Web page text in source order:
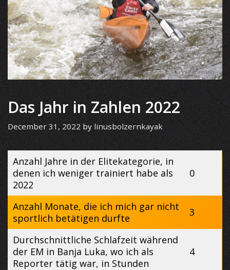
Das Jahr in Zahlen 2022
December 31, 2022 bylinusbolzernkayak
Anzahl Jahre in der Elitekategorie, in
denen ich weniger trainiert habe als
2022
0
Anzahl Monate, die ich mich gar nicht
sportlich betätigen durfte
3
Durchschnittliche Schlafzeit während
der EM in Banja Luka, wo ich als
Reporter tätig war, in Stunden
4